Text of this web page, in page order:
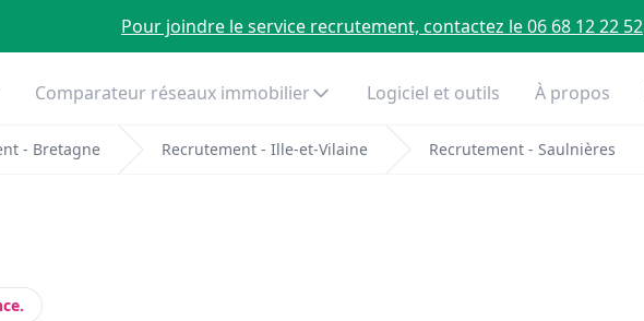
Pour joindre le service recrutement, contactez le 06 68 12 22 52
Comparateur réseaux immobilier Logiciel et outils À propos
- Bretagne Recrutement - Ille-et-Vilaine Recrutement - Saulnières